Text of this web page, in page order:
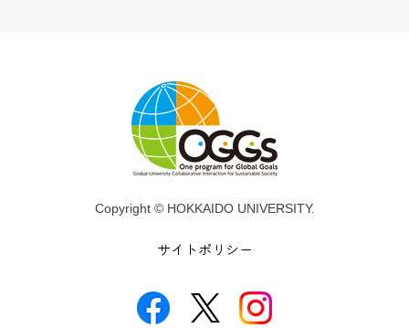
Copyright © HOKKAIDO UNIVERSITY.
サイトポリシー